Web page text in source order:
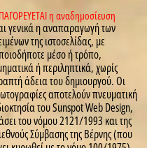
η αναδημοσίευση
γενικά η αναπαραγωγή των
της ιστοσελίδας, με
μέσο ή τρόπο,
ή περιληπτικά, χωρίς
άδεια του δημιουργού. Οι
αποτελούν πνευματική
του Sunspot Web Design,
του νόμου 2121/1993 και της
Σύμβασης της Βέρνης (που